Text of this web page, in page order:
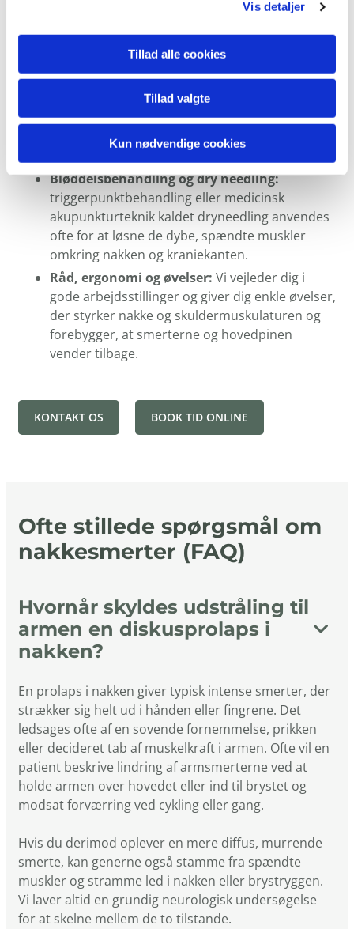
Vis detaljer
Tillad alle cookies
Tillad valgte
Kun nødvendige cookies
Klassisk kiropraktisk behandlingsteknik, som
muskelspændingerne med det samme. Hvis du
ikke bryder dig om det klassiske ”knæk” eller af
anden årsag ikke bør modtage denne type
behandling, så tilpasser vi naturligvis
behandlingen og vælger andre
Bløddelsbehandling og dry needling:
triggerpunktbehandling eller medicinsk
akupunkturteknik kaldet dryneedling anvendes
ofte for at løsne de dybe, spændte muskler
omkring nakken og kraniekanten.
Råd, ergonomi og øvelser: Vi vejleder dig i
gode arbejdsstillinger og giver dig enkle øvelser,
der styrker nakke og skuldermuskulaturen og
forebygger, at smerterne og hovedpinen
vender tilbage.
KONTAKT OS BOOK TID ONLINE
Ofte stillede spørgsmål om
nakkesmerter (FAQ)
Hvornår skyldes udstråling til
armen en diskusprolaps i
nakken?
En prolaps i nakken giver typisk intense smerter, der
strækker sig helt ud i hånden eller fingrene. Det
ledsages ofte af en sovende fornemmelse, prikken
eller decideret tab af muskelkraft i armen. Ofte vil en
patient beskrive lindring af armsmerterne ved at
holde armen over hovedet eller ind til brystet og
modsat forværring ved cykling eller gang.
Hvis du derimod oplever en mere diffus, murrende
smerte, kan generne også stamme fra spændte
muskler og stramme led i nakken eller brystryggen.
Vi laver altid en grundig neurologisk undersøgelse
for at skelne mellem de to tilstande.